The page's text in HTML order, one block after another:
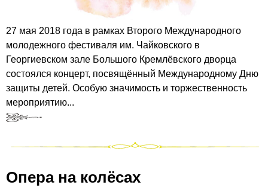
27 мая 2018 года в рамках Второго Международного
молодежного фестиваля им. Чайковского в
Георгиевском зале Большого Кремлёвского дворца
состоялся концерт, посвящённый Международному Дню
защиты детей. Особую значимость и торжественность
мероприятию...
Опера на колёсах